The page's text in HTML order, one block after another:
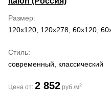
Размер
120x120, 120x278, 60x120,
Стиль
современный, классический
Цена от: 2 852 руб./м2